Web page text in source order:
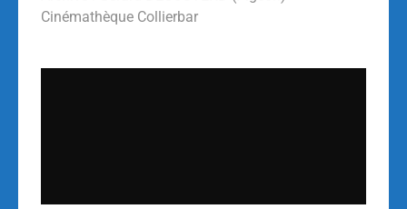
Cinémathèque Collierbar